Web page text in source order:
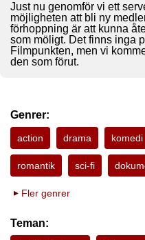
Just nu genomför vi ett
möjligheten att bli ny
förhoppning är att kunna
som möligt. Det finns inga
Filmpunkten, men vi
den som förut.
Genrer:
action drama komedi
romantik sci-fi
Fler genrer
Teman: